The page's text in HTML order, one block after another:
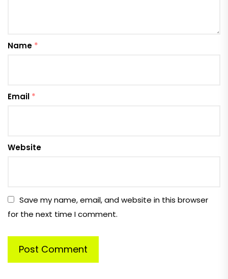
Name *
Email *
Website
Save my name, email, and website in this browser
for the next time I comment.